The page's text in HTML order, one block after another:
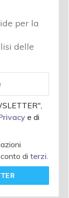
per la
delle
e di
di terzi